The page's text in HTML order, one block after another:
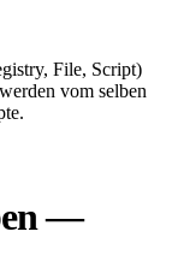
File, Script)
vom selben
—